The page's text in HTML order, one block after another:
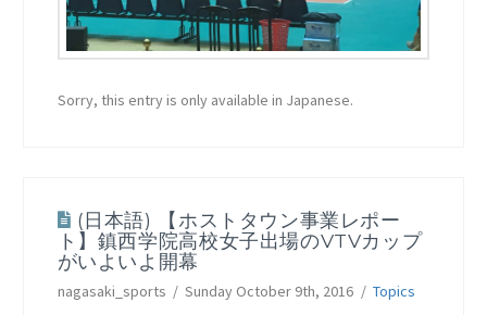
Sorry, this entry is only available in Japanese.
(日本語) 【ホストタウン事業レポー
ト】鎮西学院高校女子出場のVTVカップ
がいよいよ開幕
nagasaki_sports Sunday October 9th, 2016 Topics